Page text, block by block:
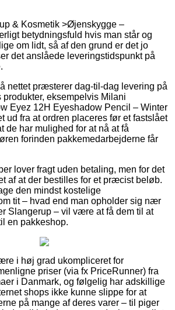
& Kosmetik >Øjenskygge –
betydningsfuld hvis man står og
om lidt, så af den grund er det jo
det anslåede leveringstidspunkt på
nettet præsterer dag-til-dag levering på
produkter, eksempelvis Milani
Eyez 12H Eyeshadow Pencil – Winter
ud fra at ordren placeres før et fastslået
de har mulighed for at nå at få
forinden pakkemedarbejderne får
lover fragt uden betaling, men for det
af at der bestilles for et præcist beløb.
den mindst kostelige
tit – hvad end man opholder sig nær
Slangerup – vil være at få dem til at
en pakkeshop.
i høj grad ukompliceret for
priser (via fx PriceRunner) fra
i Danmark, og følgelig har adskillige
shops ikke kunne slippe for at
på mange af deres varer – til piger